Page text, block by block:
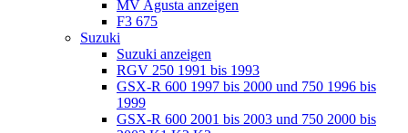
MV Agusta anzeigen
F3 675
Suzuki
Suzuki anzeigen
RGV 250 1991 bis 1993
GSX-R 600 1997 bis 2000 und 750 1996 bis
1999
GSX-R 600 2001 bis 2003 und 750 2000 bis